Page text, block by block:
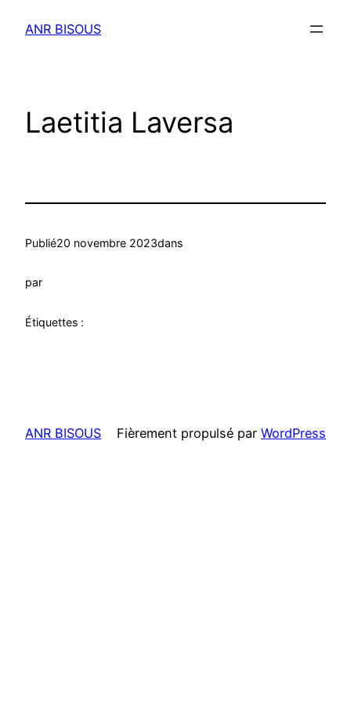
ANR BISOUS
Laetitia Laversa
Publié20 novembre 2023dans
par
Étiquettes :
ANR BISOUS Fièrement propulsé par WordPress